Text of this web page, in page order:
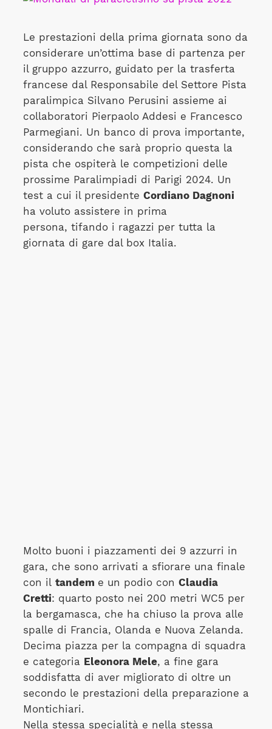
Le prestazioni della prima giornata sono da
considerare un’ottima base di partenza per
il gruppo azzurro, guidato per la trasferta
francese dal Responsabile del Settore Pista
paralimpica Silvano Perusini assieme ai
collaboratori Pierpaolo Addesi e Francesco
Parmegiani. Un banco di prova importante,
considerando che sarà proprio questa la
pista che ospiterà le competizioni delle
prossime Paralimpiadi di Parigi 2024. Un
test a cui il presidente Cordiano Dagnoni
ha voluto assistere in prima
persona, tifando i ragazzi per tutta la
giornata di gare dal box Italia.
Molto buoni i piazzamenti dei 9 azzurri in
gara, che sono arrivati a sfiorare una finale
con il tandem e un podio con Claudia
Cretti: quarto posto nei 200 metri WC5 per
la bergamasca, che ha chiuso la prova alle
spalle di Francia, Olanda e Nuova Zelanda.
Decima piazza per la compagna di squadra
e categoria Eleonora Mele, a fine gara
soddisfatta di aver migliorato di oltre un
secondo le prestazioni della preparazione a
Montichiari.
Nella stessa specialità e nella stessa